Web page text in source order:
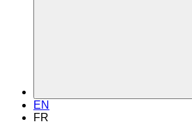
EN
FR